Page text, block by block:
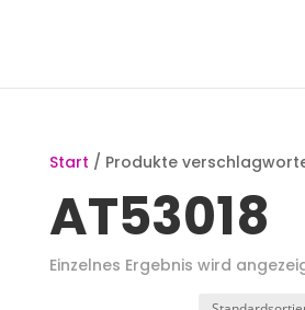
Start / Produkte
AT53018
Einzelnes Ergebnis wird